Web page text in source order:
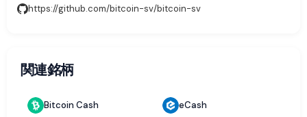
https://github.com/bitcoin-sv/bitcoin-sv
関連銘柄
Bitcoin Cash eCash